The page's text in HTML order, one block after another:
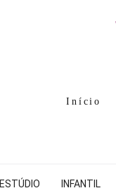
Início
ESTÚDIO INFANTIL